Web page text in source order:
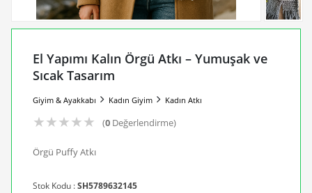
El Yapımı Kalın Örgü Atkı – Yumuşak ve
Sıcak Tasarım
Giyim & Ayakkabı Kadın Giyim Kadın Atkı
★★★★★ (0Değerlendirme)
Örgü Puffy Atkı
Stok Kodu :SH5789632145